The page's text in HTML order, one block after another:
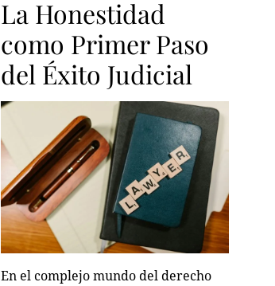
La Honestidad
como Primer Paso
del Éxito Judicial
En el complejo mundo del derecho